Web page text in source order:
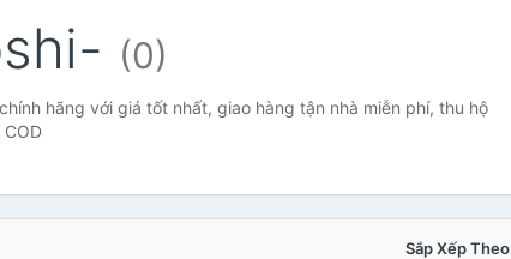
(0)
hãng với giá tốt nhất, giao hàng tận nhà miễn phí, thu hộ
COD
Sắp Xếp Theo